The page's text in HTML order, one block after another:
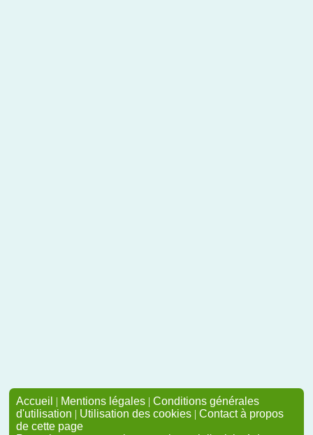
Accueil | Mentions légales | Conditions générales
d'utilisation | Utilisation des cookies | Contact à propos
de cette page